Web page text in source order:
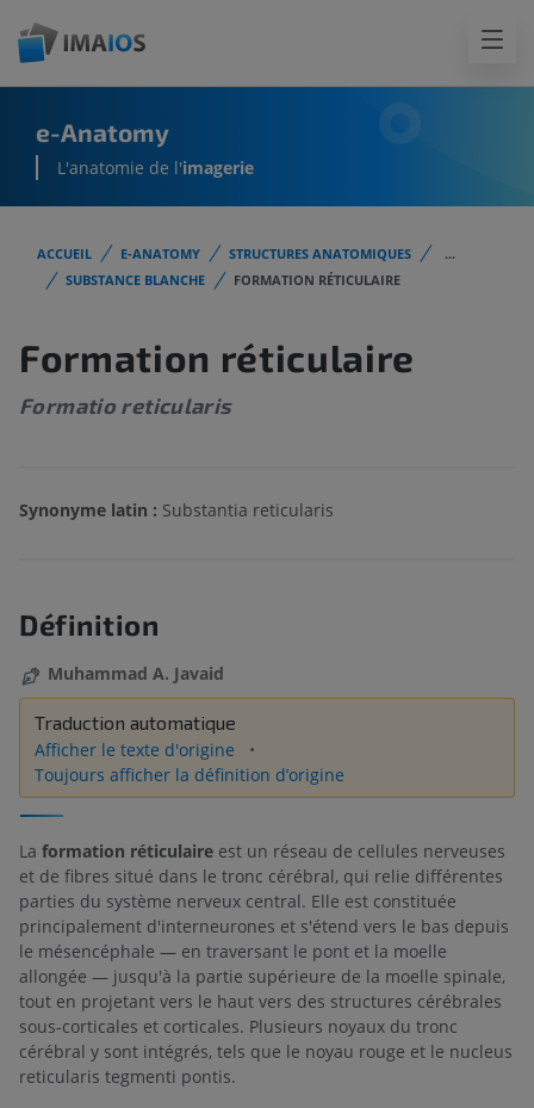
e-Anatomy
L'anatomie de l'imagerie
ACCUEIL E-ANATOMY STRUCTURES ANATOMIQUES
...
SUBSTANCE BLANCHE
FORMATION RÉTICULAIRE
Formation réticulaire
Formatio reticularis
Synonyme latin : Substantia reticularis
Définition
Muhammad A. Javaid
Traduction automatique
Afficher le texte d'origine
Toujours afficher la définition d’origine
La formation réticulaire est un réseau de cellules nerveuses
et de fibres situé dans le tronc cérébral, qui relie différentes
parties du système nerveux central. Elle est constituée
principalement d'interneurones et s'étend vers le bas depuis
le mésencéphale — en traversant le pont et la moelle
allongée — jusqu'à la partie supérieure de la moelle spinale,
tout en projetant vers le haut vers des structures cérébrales
sous-corticales et corticales. Plusieurs noyaux du tronc
cérébral y sont intégrés, tels que le noyau rouge et le nucleus
reticularis tegmenti pontis.